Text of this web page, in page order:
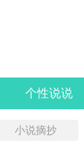
个性说说
小说摘抄